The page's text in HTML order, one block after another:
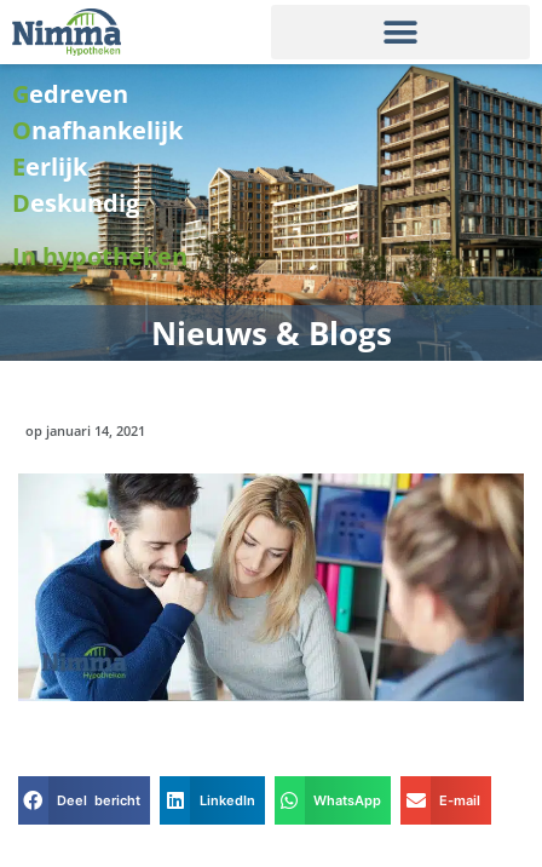
Gedreven
Onafhankelijk
Eerlijk
Deskundig
In hypotheken
Nieuws & Blogs
op januari 14, 2021
Deel bericht LinkedIn WhatsApp E-mail